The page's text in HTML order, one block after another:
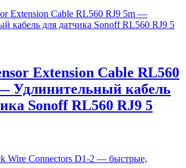
Extension Cable RL560
Удлинительный кабель
Sonoff RL560 RJ9 5